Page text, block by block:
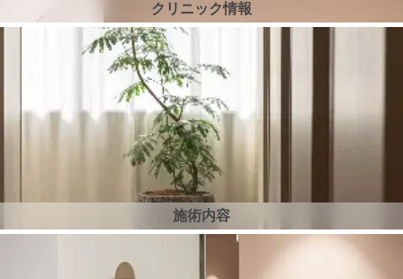
クリニック情報
施術内容